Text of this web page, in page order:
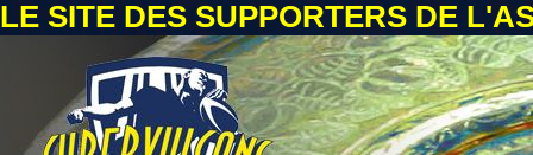
LE SITE DES SUPPORTERS DE